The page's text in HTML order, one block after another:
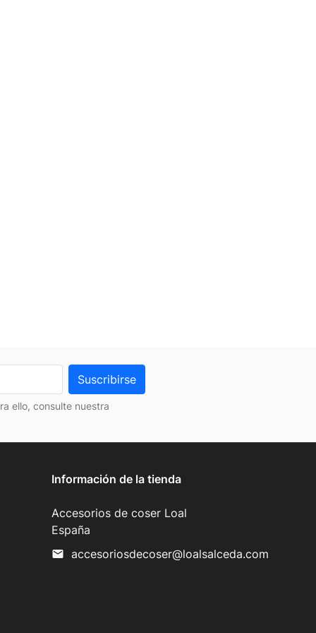
ello, consulte nuestra
Información de la tienda
Accesorios de coser Loal
España
mail accesoriosdecoser@loalsalceda.com